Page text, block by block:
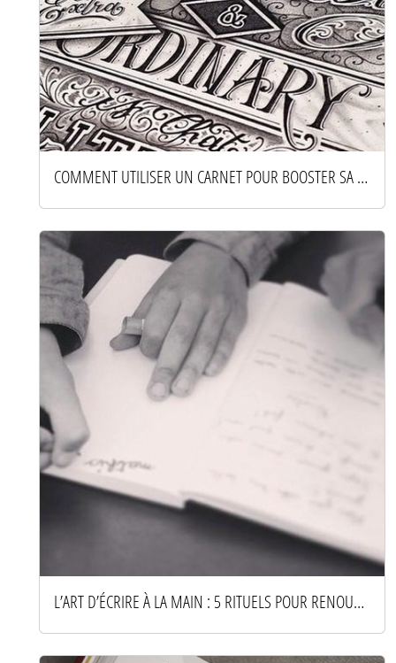
COMMENT UTILISER UN CARNET POUR BOOSTER SA CRÉATIVITÉ AU QUOTIDIEN
L’ART D’ÉCRIRE À LA MAIN : 5 RITUELS POUR RENOUER AVEC LE PAPIER